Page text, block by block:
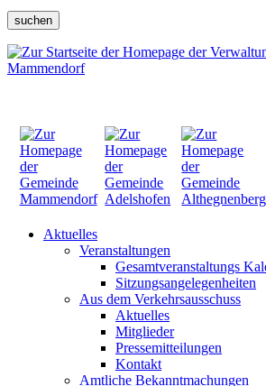
suchen
Aktuelles
Veranstaltungen
Gesamtveranstaltungs
Sitzungsangelegenheiten
Aus dem Verkehrsausschuss
Aktuelles
Mitglieder
Pressemitteilungen
Kontakt
Amtliche Bekanntmachungen